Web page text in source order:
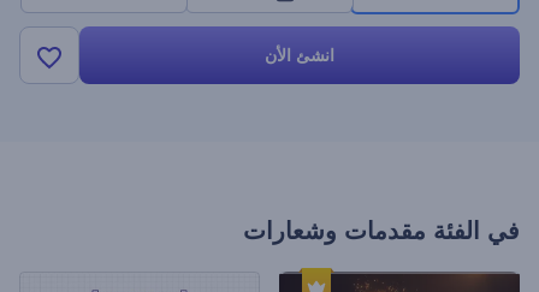
انشئ الأن
في الفئة مقدمات وشعارات